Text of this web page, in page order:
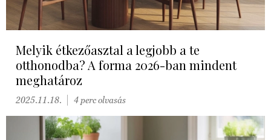
Melyik étkezőasztal a legjobb a te
otthonodba? A forma 2026-ban mindent
meghatároz
2025.11.18. 4 perc olvasás